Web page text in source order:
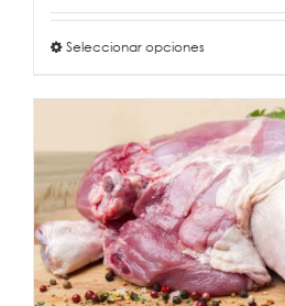
Seleccionar opciones
tiene
múltiples
variantes.
Las
opciones
se
pueden
elegir
en